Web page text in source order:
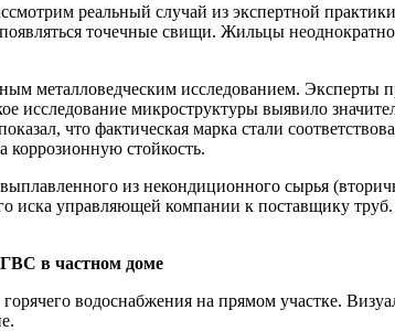
реальный случай из экспертной
точечные свищи. Жильцы
металловедческим исследованием. Эксперты
исследование микроструктуры выявило
что фактическая марка стали
стойкость.
из некондиционного сырья
иска управляющей компании к поставщику
в частном доме
водоснабжения на прямом участке.